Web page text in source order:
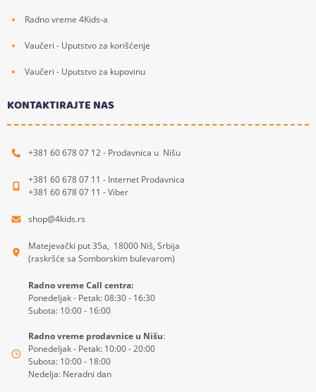
Radno vreme 4Kids-a
Vaučeri - Uputstvo za korišćenje
Vaučeri - Uputstvo za kupovinu
KONTAKTIRAJTE NAS
+381 60 678 07 12 - Prodavnica u Nišu
+381 60 678 07 11 - Internet Prodavnica
+381 60 678 07 11 - Viber
shop@4kids.rs
Matejevački put 35a, 18000 Niš, Srbija
(raskršće sa Somborskim bulevarom)
Radno vreme Call centra:
Ponedeljak - Petak: 08:30 - 16:30
Subota: 10:00 - 16:00
Radno vreme prodavnice u Nišu:
Ponedeljak - Petak: 10:00 - 20:00
Subota: 10:00 - 18:00
Nedelja: Neradni dan